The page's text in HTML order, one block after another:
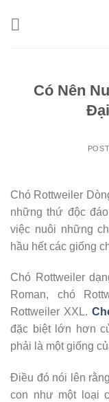
Có Nên
Chó Rottweiler
những thứ độc
việc nuôi những
hầu hết các giống
Chó Rottweiler
Roman, chó
Rottweiler XXL.
đặc biệt lớn hơn
phải là một giống
Điều đó nói lên
con như một loại